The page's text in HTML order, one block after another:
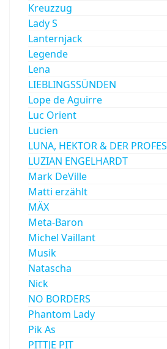
Kreuzzug
Lady S
Lanternjack
Legende
Lena
LIEBLINGSSÜNDEN
Lope de Aguirre
Luc Orient
Lucien
LUNA, HEKTOR & DER
LUZIAN ENGELHARDT
Mark DeVille
Matti erzählt
MÄX
Meta-Baron
Michel Vaillant
Musik
Natascha
Nick
NO BORDERS
Phantom Lady
Pik As
PITTJE PIT